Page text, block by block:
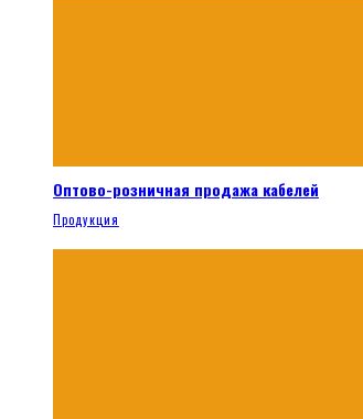
Оптово-розничная продажа кабелей
Продукция